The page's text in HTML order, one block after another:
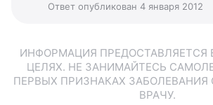
Ответ опубликован 4 января 2012
ИНФОРМАЦИЯ ПРЕДОСТАВЛЯЕТСЯ
ЦЕЛЯХ. НЕ ЗАНИМАЙТЕСЬ
ПЕРВЫХ ПРИЗНАКАХ ЗАБОЛЕВАНИЯ
ВРАЧУ.